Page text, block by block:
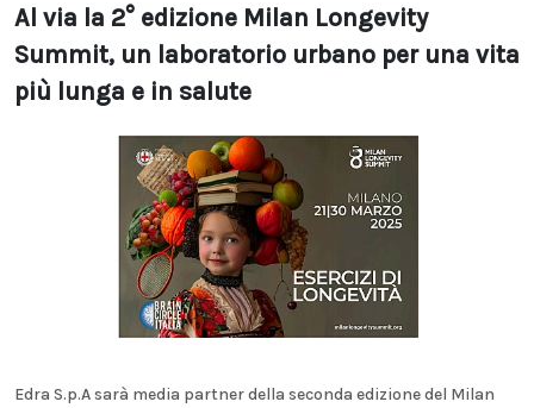
Al via la 2° edizione Milan Longevity
Summit, un laboratorio urbano per una vita
più lunga e in salute
Edra S.p.A sarà media partner della seconda edizione del Milan